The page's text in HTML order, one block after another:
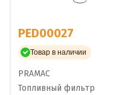
PED00027
Товар в наличии
PRAMAC
Топливный фильтр